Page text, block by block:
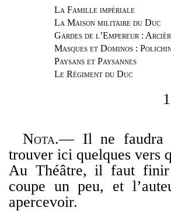
La Famille impériale
La Maison militaire du Duc
Gardes de l’Empereur :
Masques et Dominos :
Paysans et Paysannes
Le Régiment du Duc
Nota.— Il ne faudra
trouver ici quelques vers
Au Théâtre, il faut
coupe un peu, et
apercevoir.